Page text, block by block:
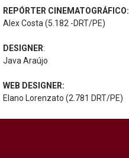
REPÓRTER CINEMATOGRÁFICO:
Alex Costa (5.182 -DRT/PE)
DESIGNER:
Java Araújo
WEB DESIGNER:
Elano Lorenzato (2.781 DRT/PE)